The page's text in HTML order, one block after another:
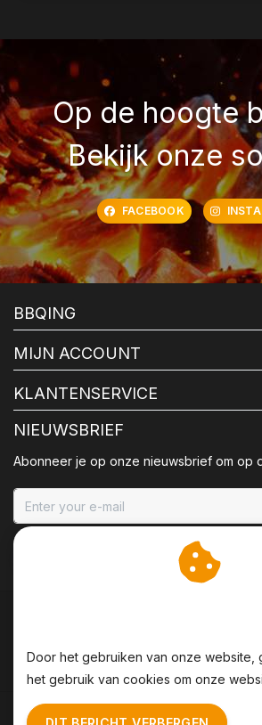
Op de hoogte
Bekijk onze
FACEBOOK
BBQING
MIJN ACCOUNT
KLANTENSERVICE
NIEUWSBRIEF
Abonneer je op onze nieuwsbrief om op
Algemene voorwaarden | Disclaimer
Door het gebruiken van onze website,
het gebruik van cookies om onze